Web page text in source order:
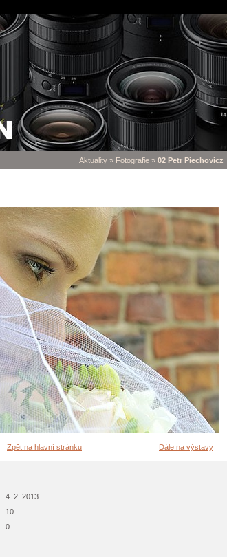
Aktuality » Fotografie » 02 Petr Piechovicz
Zpět na hlavní stránku Dále na výstavy
4. 2. 2013
10
0